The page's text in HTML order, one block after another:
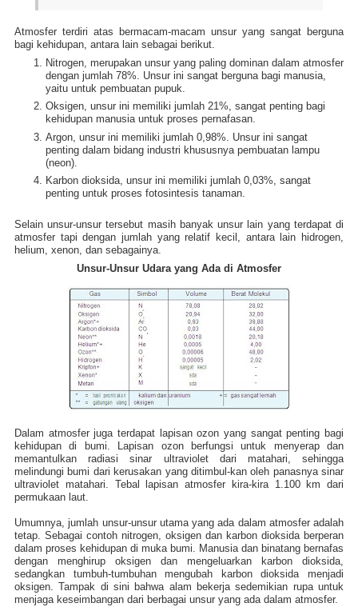
Atmosfer terdiri atas bermacam-macam unsur yang sangat berguna
bagi kehidupan, antara lain sebagai berikut.
Nitrogen, merupakan unsur yang paling dominan dalam atmosfer
dengan jumlah 78%. Unsur ini sangat berguna bagi manusia,
yaitu untuk pembuatan pupuk.
Oksigen, unsur ini memiliki jumlah 21%, sangat penting bagi
kehidupan manusia untuk proses pernafasan.
Argon, unsur ini memiliki jumlah 0,98%. Unsur ini sangat
penting dalam bidang industri khususnya pembuatan lampu
(neon).
Karbon dioksida, unsur ini memiliki jumlah 0,03%, sangat
penting untuk proses fotosintesis tanaman.
Selain unsur-unsur tersebut masih banyak unsur lain yang terdapat di
atmosfer tapi dengan jumlah yang relatif kecil, antara lain hidrogen,
helium, xenon, dan sebagainya.
Unsur-Unsur Udara yang Ada di Atmosfer
Dalam atmosfer juga terdapat lapisan ozon yang sangat penting bagi
kehidupan di bumi. Lapisan ozon berfungsi untuk menyerap dan
memantulkan radiasi sinar ultraviolet dari matahari, sehingga
melindungi bumi dari kerusakan yang ditimbul-kan oleh panasnya sinar
ultraviolet matahari. Tebal lapisan atmosfer kira-kira 1.100 km dari
permukaan laut.
Umumnya, jumlah unsur-unsur utama yang ada dalam atmosfer adalah
tetap. Sebagai contoh nitrogen, oksigen dan karbon dioksida berperan
dalam proses kehidupan di muka bumi. Manusia dan binatang bernafas
dengan menghirup oksigen dan mengeluarkan karbon dioksida,
sedangkan tumbuh-tumbuhan mengubah karbon dioksida menjadi
oksigen. Tampak di sini bahwa alam bekerja sedemikian rupa untuk
menjaga keseimbangan dari berbagai unsur yang ada dalam atmosfer.